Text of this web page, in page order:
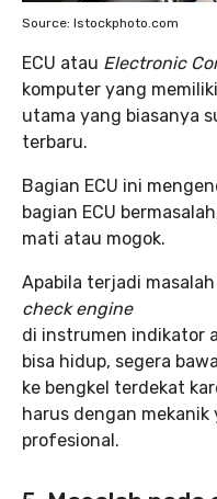
Source: Istockphoto.com
ECU atau Electronic
komputer yang
utama yang biasanya
terbaru.
Bagian ECU ini
bagian ECU
mati atau mogok.
Apabila terjadi
check engine
di instrumen indikator
bisa hidup, segera bawa
ke bengkel terdekat
harus dengan mekanik
profesional.